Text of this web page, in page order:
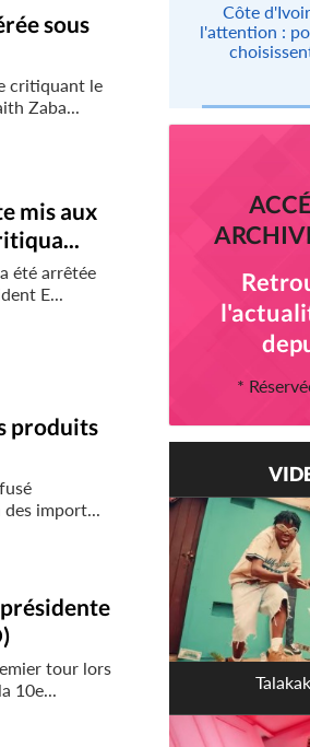
sous
critiquant le
Zaba...
mis aux
été arrêtée
E...
produits
import...
tour lors
10e...
Côte
l'attention :
*